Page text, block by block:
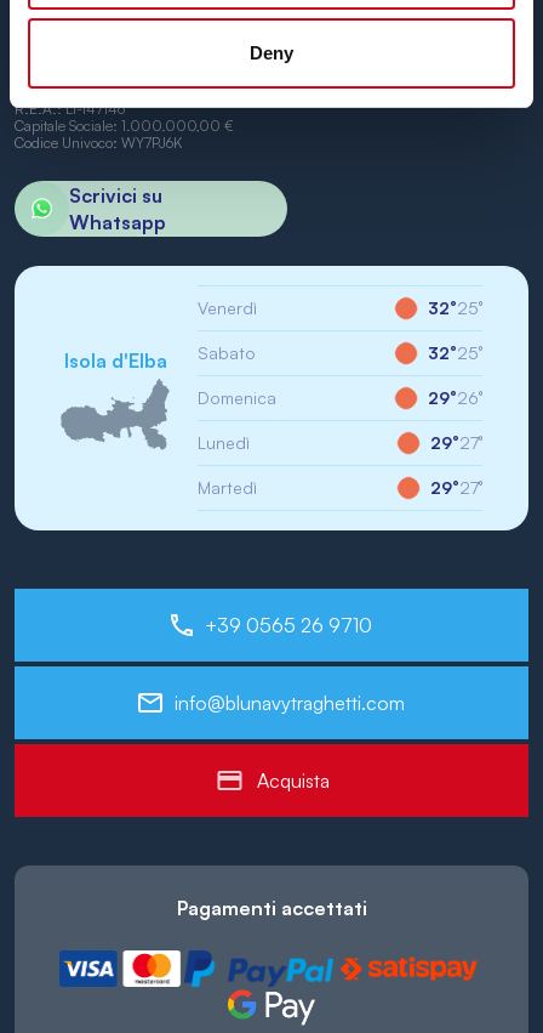
Deny
P.IVA/CF: IT01968710994
R.E.A.: LI-147146
Capitale Sociale: 1.000.000,00 €
Codice Univoco: WY7PJ6K
Scrivici su
Whatsapp
Isola d'Elba
Venerdì 32°25°
Sabato 32°25°
Domenica 29°26°
Lunedì 29°27°
Martedì 29°27°
+39 0565 26 9710
info@blunavytraghetti.com
Acquista
Pagamenti accettati